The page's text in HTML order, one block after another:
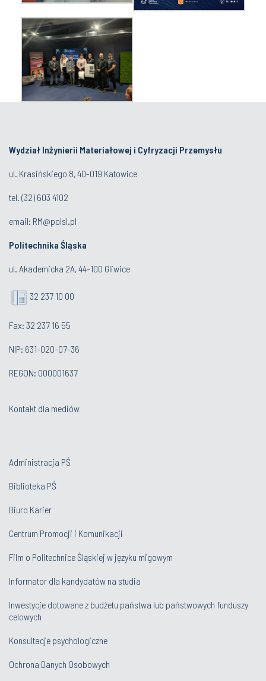
Wydział Inżynierii Materiałowej i Cyfryzacji Przemysłu
ul. Krasińskiego 8, 40-019 Katowice
tel. (32) 603 4102
email: RM@polsl.pl
Politechnika Śląska
ul. Akademicka 2A, 44-100 Gliwice
32 237 10 00
Fax: 32 237 16 55
NIP: 631-020-07-36
REGON: 000001637
Kontakt dla mediów
Administracja PŚ
Biblioteka PŚ
Biuro Karier
Centrum Promocji i Komunikacji
Film o Politechnice Śląskiej w języku migowym
Informator dla kandydatów na studia
Inwestycje dotowane z budżetu państwa lub państwowych funduszy
celowych
Konsultacje psychologiczne
Ochrona Danych Osobowych